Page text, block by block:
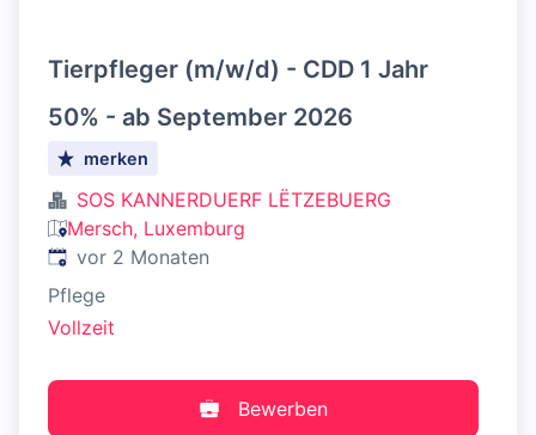
Tierpfleger (m/w/d) - CDD 1 Jahr
50% - ab September 2026
merken
SOS KANNERDUERF LËTZEBUERG
Mersch, Luxemburg
Veröffentlicht:
vor 2 Monaten
Pflege
Vollzeit
Bewerben